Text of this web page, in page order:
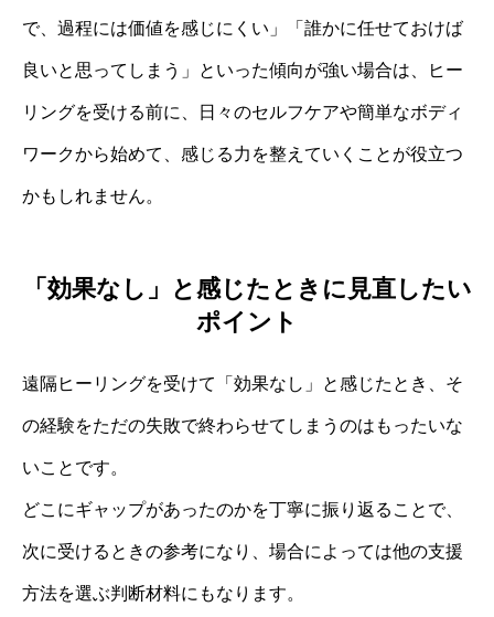
で、過程には価値を感じにくい」「誰かに任せておけば
良いと思ってしまう」といった傾向が強い場合は、ヒー
リングを受ける前に、日々のセルフケアや簡単なボディ
ワークから始めて、感じる力を整えていくことが役立つ
かもしれません。
「効果なし」と感じたときに見直したい
ポイント
遠隔ヒーリングを受けて「効果なし」と感じたとき、そ
の経験をただの失敗で終わらせてしまうのはもったいな
いことです。
どこにギャップがあったのかを丁寧に振り返ることで、
次に受けるときの参考になり、場合によっては他の支援
方法を選ぶ判断材料にもなります。